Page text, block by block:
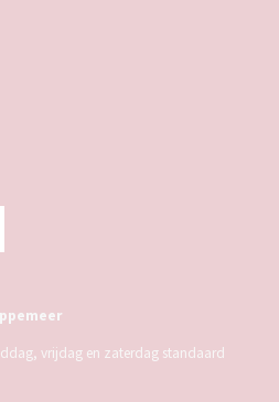
vrijdag en zaterdag standaard